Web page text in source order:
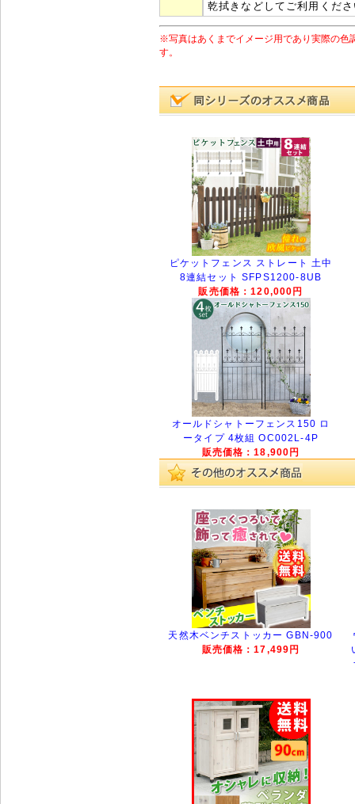
乾拭きなどしてご利用くだ
※写真はあくまでイメージ用であり実際の色
す。
ピケットフェンス ストレート 土中
8連結セット SFPS1200-8UB
販売価格：120,000円
オールドシャトーフェンス150 ロ
ータイプ 4枚組 OC002L-4P
販売価格：18,900円
天然木ベンチストッカー GBN-900
販売価格：17,499円